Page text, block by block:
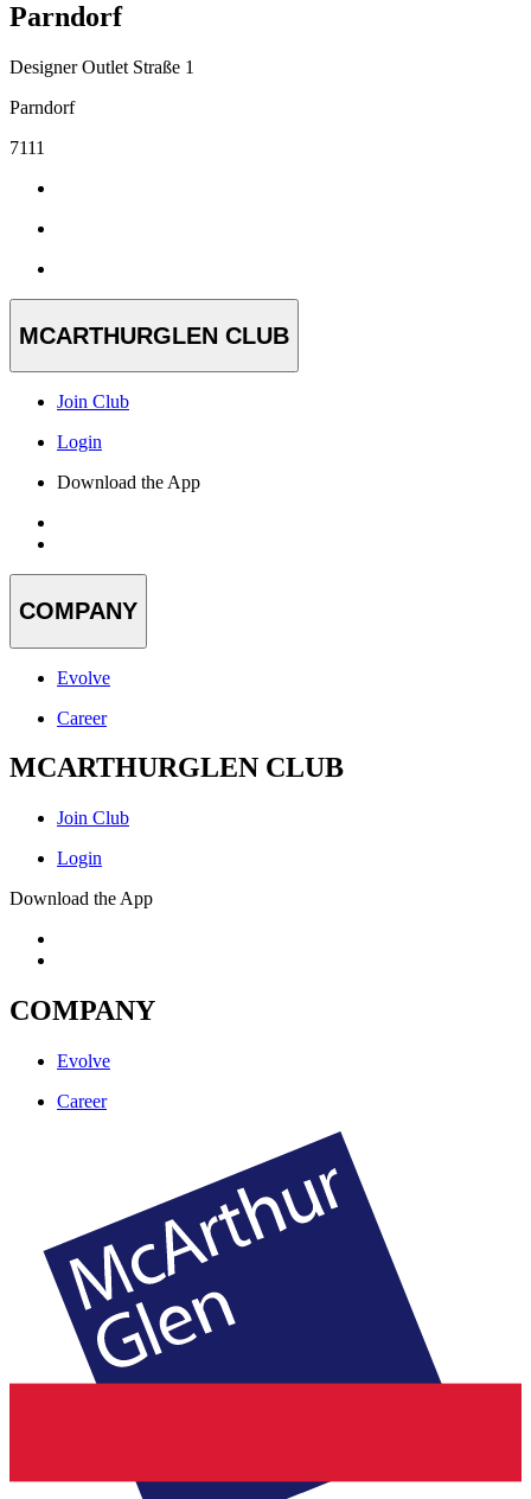
Parndorf
Designer Outlet Straße 1
Parndorf
7111
MCARTHURGLEN CLUB
Join Club
Login
Download the App
COMPANY
Evolve
Career
MCARTHURGLEN CLUB
Join Club
Login
Download the App
COMPANY
Evolve
Career